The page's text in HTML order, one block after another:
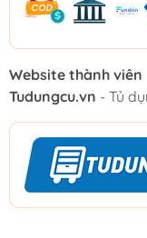
Website thành viên
Tudungcu.vn - Tủ